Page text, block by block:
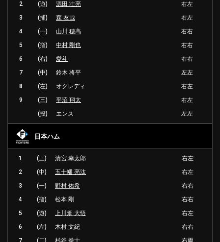
2
(遊) 源田 壮亮
右左
3
(捕) 森 友哉
右左
4
(一) 山川 穂高
右右
5
(指) 中村 剛也
右右
6
(右) 愛斗
右右
7
(中) 鈴木 将平
左左
8
(左) オグレディ
右左
9
(三) 平沼 翔太
右左
(投)
エンス 左左
日本ハム
1 (三) 清宮 幸太郎
右左
2
(中) 五十幡 亮汰
右左
3
(一) 野村 佑希
右右
4
(指) 松本 剛
右右
5
(遊) 上川畑 大悟
右左
6
(左) 木村 文紀
右右
7
(二) 杉谷 拳士 右両